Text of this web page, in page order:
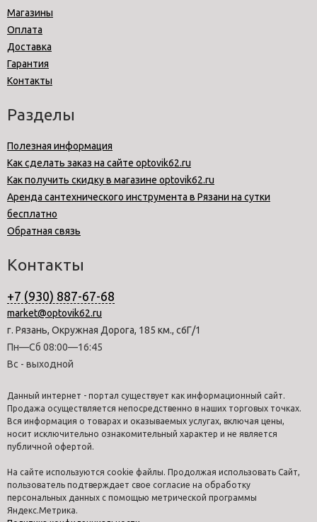
Магазины
Оплата
Доставка
Гарантия
Контакты
Разделы
Полезная информация
Как сделать заказ на сайте optovik62.ru
Как получить скидку в магазине optovik62.ru
Аренда сантехнического инструмента в Рязани на сутки
бесплатно
Обратная связь
Контакты
+7 (930) 887-67-68
market@optovik62.ru
г. Рязань, Окружная Дорога, 185 км., с6Г/1
Пн—Сб 08:00—16:45
Вс - выходной
Данный интернет - портал существует как информационный сайт.
Продажа осуществляется непосредственно в наших торговых точках.
Вся информация о товарах и оказываемых услугах, включая цены,
носит исключительно ознакомительный характер и не является
публичной офертой.
На сайте используются cookie файлы. Продолжая использовать Сайт,
пользователь подтверждает свое согласие на обработку
персональных данных с помощью метрической программы
Яндекс.Метрика.